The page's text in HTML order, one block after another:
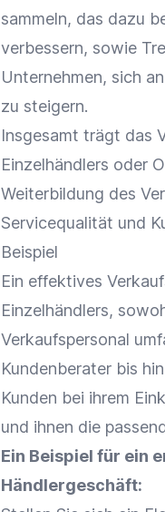
sammeln, das dazu
verbessern, sowie
Unternehmen, sich
zu steigern.
Insgesamt trägt das
Einzelhändlers oder
Weiterbildung des
Servicequalität und
Beispiel
Ein effektives
Einzelhändlers,
Verkaufspersonal
Kundenberater bis
Kunden bei ihrem
und ihnen die
Ein Beispiel für ein
Händlergeschäft: